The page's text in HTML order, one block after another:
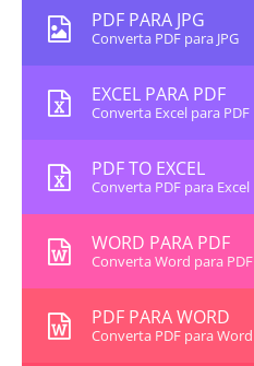
PDF PARA JPG
Converta PDF para JPG
EXCEL PARA PDF
Converta Excel para PDF
PDF TO EXCEL
Converta PDF para Excel
WORD PARA PDF
Converta Word para PDF
PDF PARA WORD
Converta PDF para Word